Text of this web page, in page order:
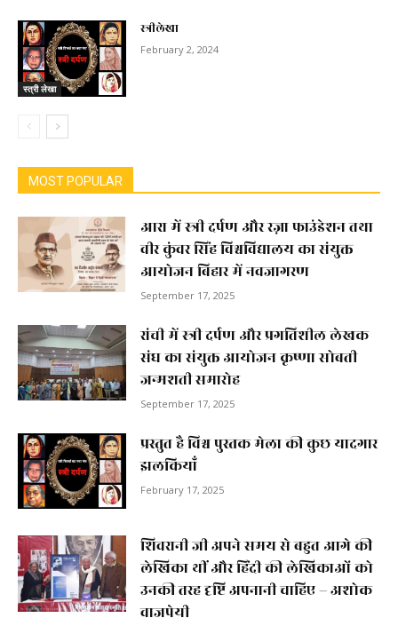
स्त्री लेखा
स्त्रीलेखा
February 2, 2024
MOST POPULAR
आरा में स्त्री दर्पण और रज़ा फाउंडेशन तथा
वीर कुंवर सिंह विश्वविद्यालय का संयुक्त
आयोजन बिहार में नवजागरण
September 17, 2025
रांची में स्त्री दर्पण और प्रगतिशील लेखक
संघ का संयुक्त आयोजन कृष्णा सोबती
जन्मशती समारोह
September 17, 2025
प्रस्तुत है विश्व पुस्तक मेला की कुछ यादगार
झलकियाॅं
February 17, 2025
शिवरानी जी अपने समय से बहुत आगे की
लेखिका थीं और हिंदी की लेखिकाओं को
उनकी तरह दृष्टि अपनानी चाहिए – अशोक
वाजपेयी